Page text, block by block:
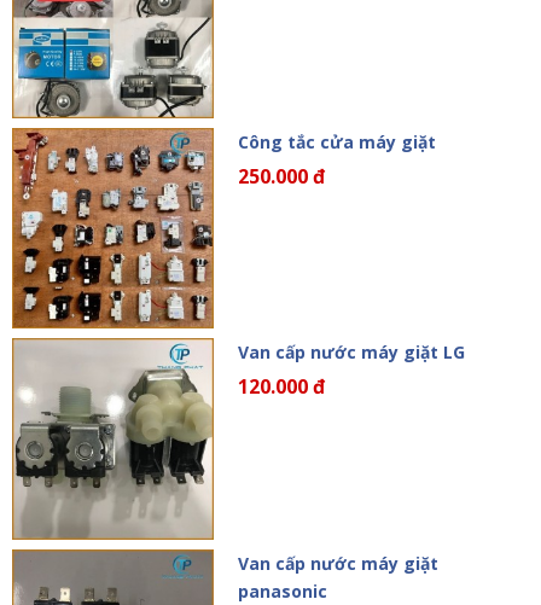
Công tắc cửa máy giặt
250.000 đ
Van cấp nước máy giặt LG
120.000 đ
Van cấp nước máy giặt
panasonic